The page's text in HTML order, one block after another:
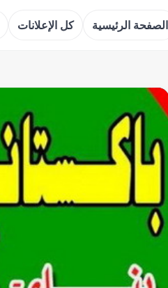
الصفحة الرئيسية كل الإعلانات